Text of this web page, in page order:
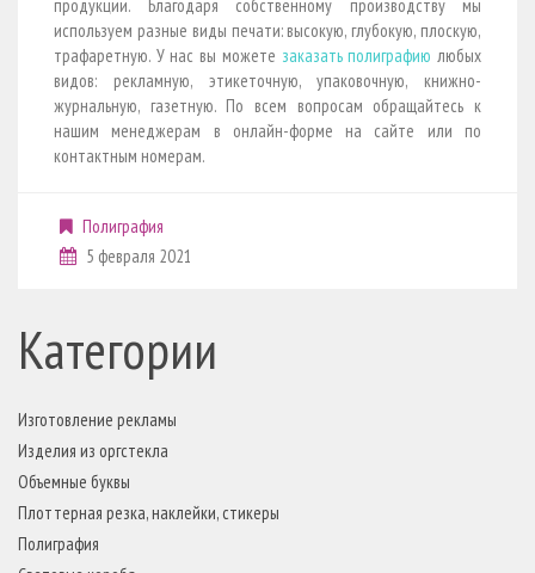
продукции. Благодаря собственному производству мы
используем разные виды печати: высокую, глубокую, плоскую,
трафаретную. У нас вы можете заказать полиграфию любых
видов: рекламную, этикеточную, упаковочную, книжно-
журнальную, газетную. По всем вопросам обращайтесь к
нашим менеджерам в онлайн-форме на сайте или по
контактным номерам.
Полиграфия
5 февраля 2021
Категории
Изготовление рекламы
Изделия из оргстекла
Объемные буквы
Плоттерная резка, наклейки, стикеры
Полиграфия